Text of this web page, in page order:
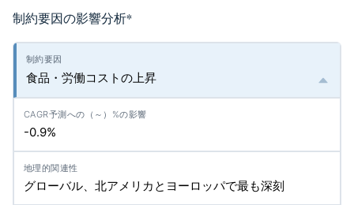
制約要因の影響分析*
食品・労働コストの上昇
-0.9%
グローバル、北アメリカとヨーロッパで最も深刻